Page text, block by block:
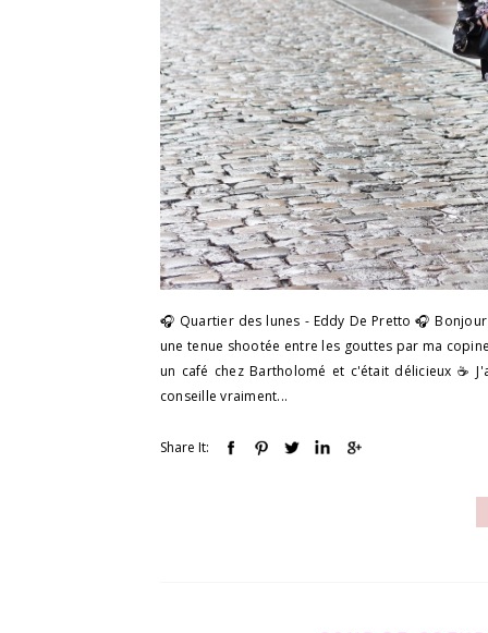
🎧 Quartier des lunes - Eddy De Pretto 🎧
une tenue shootée entre les gouttes par ma
un café chez Bartholomé et c'était délicieux ☕
conseille vraiment...
Share It: